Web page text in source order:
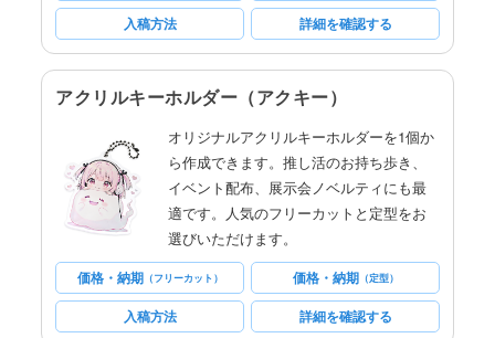
入稿方法 詳細を確認する
アクリルキーホルダー（アクキー）
オリジナルアクリルキーホルダーを1個か
ら作成できます。推し活のお持ち歩き、
イベント配布、展示会ノベルティにも最
適です。人気のフリーカットと定型をお
選びいただけます。
価格・納期（フリーカット） 価格・納期（定型）
入稿方法 詳細を確認する